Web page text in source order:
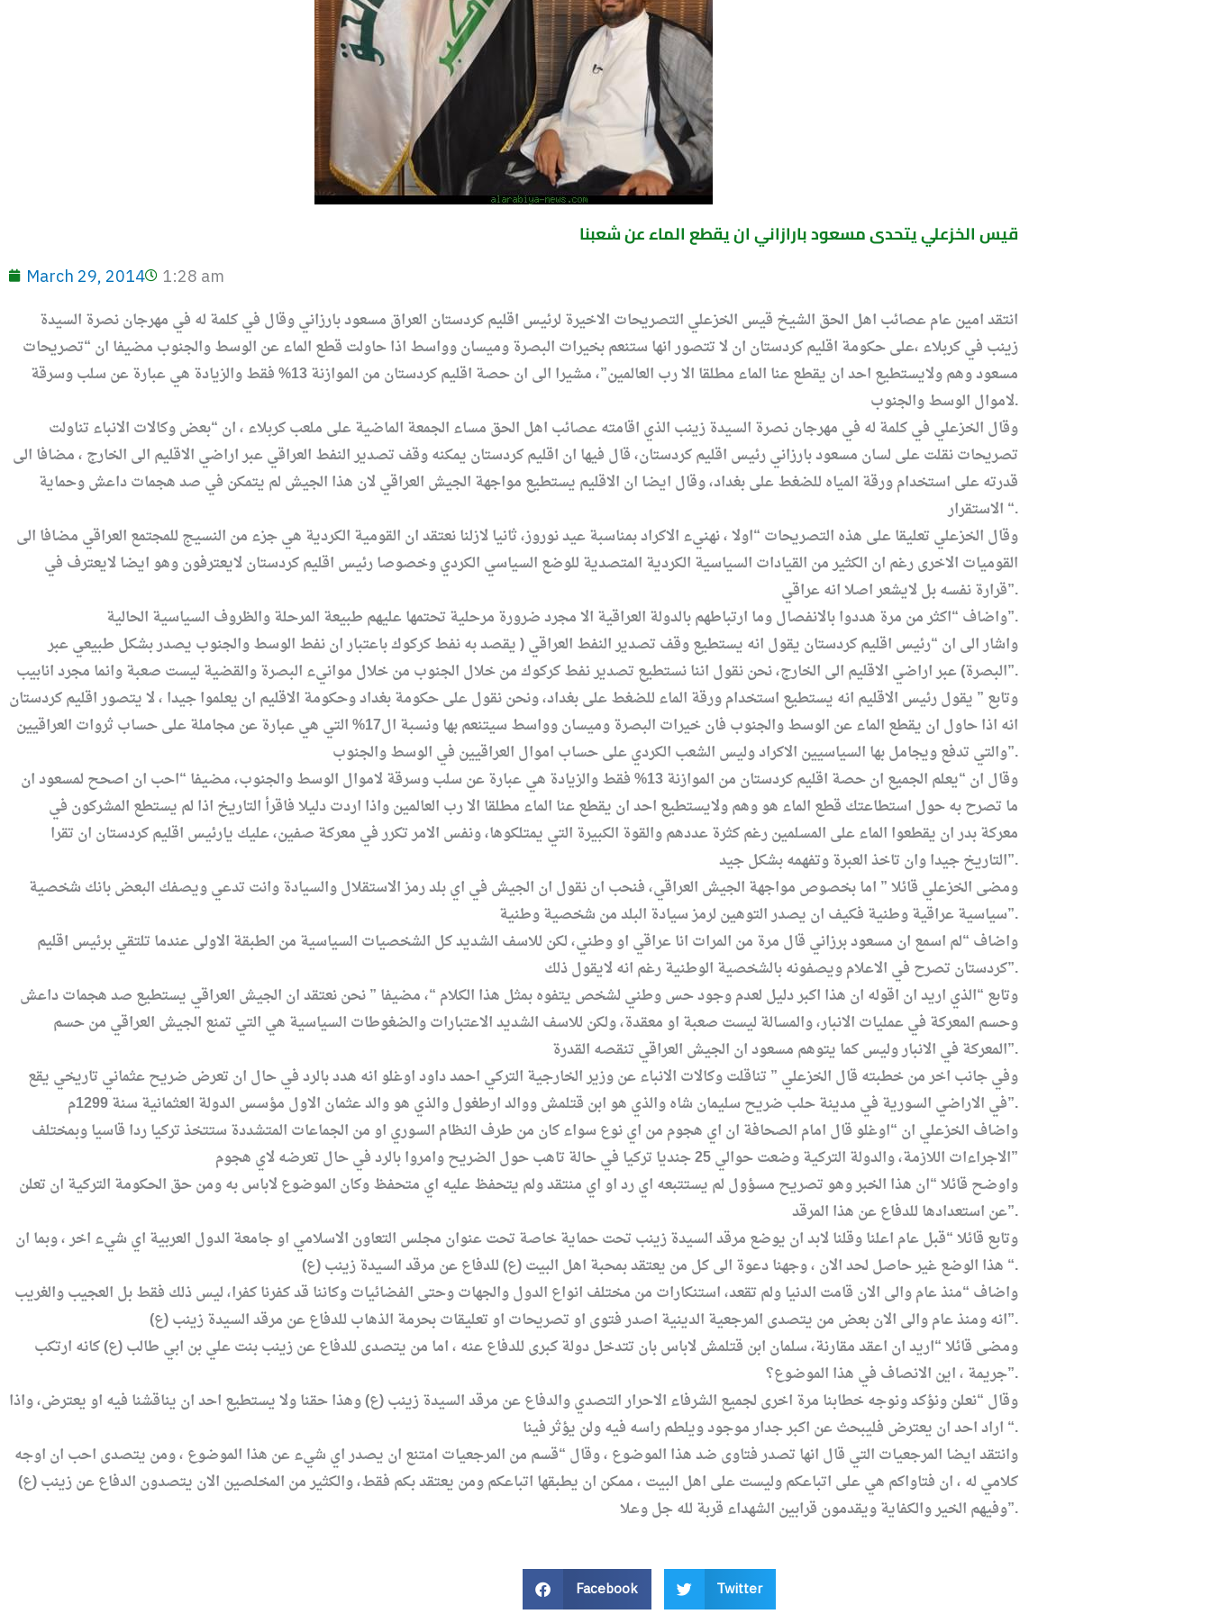
قيس الخزعلي يتحدى مسعود بارازاني ان يقطع الماء عن شعبنا
March 29, 2014 1:28 am
انتقد امين عام عصائب اهل الحق الشيخ قيس الخزعلي التصريحات الاخيرة لرئيس اقليم كردستان العراق مسعود بارزاني وقال في كلمة له في مهرجان نصرة السيدة
زينب في كربلاء ،على حكومة اقليم كردستان ان لا تتصور انها ستنعم بخيرات البصرة وميسان وواسط اذا حاولت قطع الماء عن الوسط والجنوب مضيفا ان “تصريحات
مسعود وهم ولايستطيع احد ان يقطع عنا الماء مطلقا الا رب العالمين”، مشيرا الى ان حصة اقليم كردستان من الموازنة 13% فقط والزيادة هي عبارة عن سلب وسرقة
لاموال الوسط والجنوب.
وقال الخزعلي في كلمة له في مهرجان نصرة السيدة زينب الذي اقامته عصائب اهل الحق مساء الجمعة الماضية على ملعب كربلاء ، ان “بعض وكالات الانباء تناولت
تصريحات نقلت على لسان مسعود بارزاني رئيس اقليم كردستان، قال فيها ان اقليم كردستان يمكنه وقف تصدير النفط العراقي عبر اراضي الاقليم الى الخارج ، مضافا الى
قدرته على استخدام ورقة المياه للضغط على بغداد، وقال ايضا ان الاقليم يستطيع مواجهة الجيش العراقي لان هذا الجيش لم يتمكن في صد هجمات داعش وحماية
الاستقرار “.
وقال الخزعلي تعليقا على هذه التصريحات “اولا ، نهنيء الاكراد بمناسبة عيد نوروز، ثانيا لازلنا نعتقد ان القومية الكردية هي جزء من النسيج للمجتمع العراقي مضافا الى
القوميات الاخرى رغم ان الكثير من القيادات السياسية الكردية المتصدية للوضع السياسي الكردي وخصوصا رئيس اقليم كردستان لايعترفون وهو ايضا لايعترف في
قرارة نفسه بل لايشعر اصلا انه عراقي”.
واضاف “اكثر من مرة هددوا بالانفصال وما ارتباطهم بالدولة العراقية الا مجرد ضرورة مرحلية تحتمها عليهم طبيعة المرحلة والظروف السياسية الحالية”.
واشار الى ان “رئيس اقليم كردستان يقول انه يستطيع وقف تصدير النفط العراقي ( يقصد به نفط كركوك باعتبار ان نفط الوسط والجنوب يصدر بشكل طبيعي عبر
البصرة) عبر اراضي الاقليم الى الخارج، نحن نقول اننا نستطيع تصدير نفط كركوك من خلال الجنوب من خلال موانيء البصرة والقضية ليست صعبة وانما مجرد انابيب”.
وتابع ” يقول رئيس الاقليم انه يستطيع استخدام ورقة الماء للضغط على بغداد، ونحن نقول على حكومة بغداد وحكومة الاقليم ان يعلموا جيدا ، لا يتصور اقليم كردستان
انه اذا حاول ان يقطع الماء عن الوسط والجنوب فان خيرات البصرة وميسان وواسط سيتنعم بها ونسبة ال17% التي هي عبارة عن مجاملة على حساب ثروات العراقيين
والتي تدفع ويجامل بها السياسيين الاكراد وليس الشعب الكردي على حساب اموال العراقيين في الوسط والجنوب”.
وقال ان “يعلم الجميع ان حصة اقليم كردستان من الموازنة 13% فقط والزيادة هي عبارة عن سلب وسرقة لاموال الوسط والجنوب، مضيفا “احب ان اصحح لمسعود ان
ما تصرح به حول استطاعتك قطع الماء هو وهم ولايستطيع احد ان يقطع عنا الماء مطلقا الا رب العالمين واذا اردت دليلا فاقرأ التاريخ اذا لم يستطع المشركون في
معركة بدر ان يقطعوا الماء على المسلمين رغم كثرة عددهم والقوة الكبيرة التي يمتلكوها، ونفس الامر تكرر في معركة صفين، عليك يارئيس اقليم كردستان ان تقرا
التاريخ جيدا وان تاخذ العبرة وتفهمه بشكل جيد”.
ومضى الخزعلي قائلا ” اما بخصوص مواجهة الجيش العراقي، فنحب ان نقول ان الجيش في اي بلد رمز الاستقلال والسيادة وانت تدعي ويصفك البعض بانك شخصية
سياسية عراقية وطنية فكيف ان يصدر التوهين لرمز سيادة البلد من شخصية وطنية”.
واضاف “لم اسمع ان مسعود برزاني قال مرة من المرات انا عراقي او وطني، لكن للاسف الشديد كل الشخصيات السياسية من الطبقة الاولى عندما تلتقي برئيس اقليم
كردستان تصرح في الاعلام ويصفونه بالشخصية الوطنية رغم انه لايقول ذلك”.
وتابع “الذي اريد ان اقوله ان هذا اكبر دليل لعدم وجود حس وطني لشخص يتفوه بمثل هذا الكلام “، مضيفا ” نحن نعتقد ان الجيش العراقي يستطيع صد هجمات داعش
وحسم المعركة في عمليات الانبار، والمسالة ليست صعبة او معقدة، ولكن للاسف الشديد الاعتبارات والضغوطات السياسية هي التي تمنع الجيش العراقي من حسم
المعركة في الانبار وليس كما يتوهم مسعود ان الجيش العراقي تنقصه القدرة”.
وفي جانب اخر من خطبته قال الخزعلي ” تناقلت وكالات الانباء عن وزير الخارجية التركي احمد داود اوغلو انه هدد بالرد في حال ان تعرض ضريح عثماني تاريخي يقع
في الاراضي السورية في مدينة حلب ضريح سليمان شاه والذي هو ابن قتلمش ووالد ارطغول والذي هو والد عثمان الاول مؤسس الدولة العثمانية سنة 1299م”.
واضاف الخزعلي ان “اوغلو قال امام الصحافة ان اي هجوم من اي نوع سواء كان من طرف النظام السوري او من الجماعات المتشددة ستتخذ تركيا ردا قاسيا وبمختلف
الاجراءات اللازمة، والدولة التركية وضعت حوالي 25 جنديا تركيا في حالة تاهب حول الضريح وامروا بالرد في حال تعرضه لاي هجوم”
واوضح قائلا “ان هذا الخبر وهو تصريح مسؤول لم يستتبعه اي رد او اي منتقد ولم يتحفظ عليه اي متحفظ وكان الموضوع لاباس به ومن حق الحكومة التركية ان تعلن
عن استعدادها للدفاع عن هذا المرقد”.
وتابع قائلا “قبل عام اعلنا وقلنا لابد ان يوضع مرقد السيدة زينب تحت حماية خاصة تحت عنوان مجلس التعاون الاسلامي او جامعة الدول العربية اي شيء اخر ، وبما ان
هذا الوضع غير حاصل لحد الان ، وجهنا دعوة الى كل من يعتقد بمحبة اهل البيت (ع) للدفاع عن مرقد السيدة زينب (ع) “.
واضاف “منذ عام والى الان قامت الدنيا ولم تقعد، استنكارات من مختلف انواع الدول والجهات وحتى الفضائيات وكاننا قد كفرنا كفرا، ليس ذلك فقط بل العجيب والغريب
انه ومنذ عام والى الان بعض من يتصدى المرجعية الدينية اصدر فتوى او تصريحات او تعليقات بحرمة الذهاب للدفاع عن مرقد السيدة زينب (ع)”.
ومضى قائلا “اريد ان اعقد مقارنة، سلمان ابن قتلمش لاباس بان تتدخل دولة كبرى للدفاع عنه ، اما من يتصدى للدفاع عن زينب بنت علي بن ابي طالب (ع) كانه ارتكب
جريمة ، اين الانصاف في هذا الموضوع؟”.
وقال “نعلن ونؤكد ونوجه خطابنا مرة اخرى لجميع الشرفاء الاحرار التصدي والدفاع عن مرقد السيدة زينب (ع) وهذا حقنا ولا يستطيع احد ان يناقشنا فيه او يعترض، واذا
اراد احد ان يعترض فليبحث عن اكبر جدار موجود ويلطم راسه فيه ولن يؤثر فينا “.
وانتقد ايضا المرجعيات التي قال انها تصدر فتاوى ضد هذا الموضوع ، وقال “قسم من المرجعيات امتنع ان يصدر اي شيء عن هذا الموضوع ، ومن يتصدى احب ان اوجه
كلامي له ، ان فتاواكم هي على اتباعكم وليست على اهل البيت ، ممكن ان يطبقها اتباعكم ومن يعتقد بكم فقط، والكثير من المخلصين الان يتصدون الدفاع عن زينب (ع)
وفيهم الخير والكفاية ويقدمون قرابين الشهداء قربة لله جل وعلا”.
Facebook Twitter